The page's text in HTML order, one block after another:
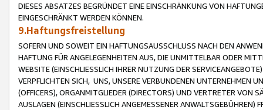
DIESES ABSATZES BEGRÜNDET EINE EINSCHRÄNKUNG VON
EINGESCHRÄNKT WERDEN KÖNNEN.
9.Haftungsfreistellung
SOFERN UND SOWEIT EIN HAFTUNGSAUSSCHLUSS NACH DEN
HAFTUNG FÜR ANGELEGENHEITEN AUS, DIE UNMITTELBAR ODER
WEBSITE (EINSCHLIESSLICH IHRER NUTZUNG DER
VERPFLICHTEN SICH, UNS, UNSERE VERBUNDENEN UNTERNEHMEN
(OFFICERS), ORGANMITGLIEDER (DIRECTORS) UND VERTRETER VON
AUSLAGEN (EINSCHLIESSLICH ANGEMESSENER